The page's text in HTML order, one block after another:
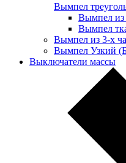
Вымпел
Вымпел из
Вымпел
Вымпел из 3-х
Вымпел Узкий
Выключатели массы